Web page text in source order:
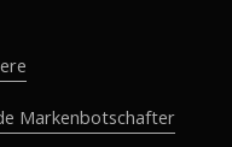
Markenbotschafter